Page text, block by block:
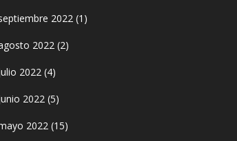
2022 (1)
2022 (2)
2022 (4)
2022 (5)
2022 (15)